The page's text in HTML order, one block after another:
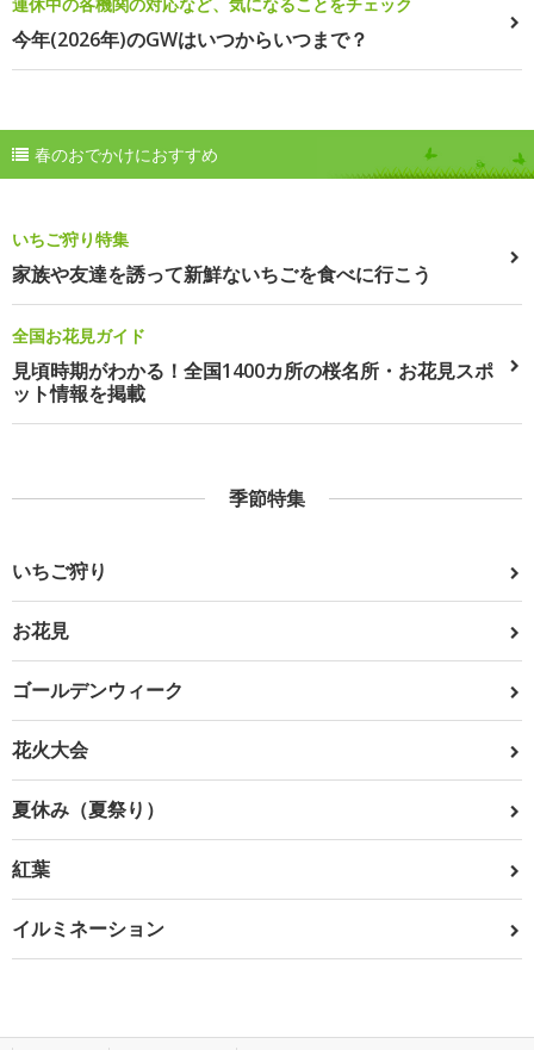
今年(2026年)のGWはいつからいつまで？
春のおでかけにおすすめ
いちご狩り特集
家族や友達を誘って新鮮ないちごを食べに行こう
全国お花見ガイド
見頃時期がわかる！全国1400カ所の桜名所・お花見スポ
ット情報を掲載
季節特集
いちご狩り
お花見
ゴールデンウィーク
花火大会
夏休み（夏祭り）
紅葉
イルミネーション